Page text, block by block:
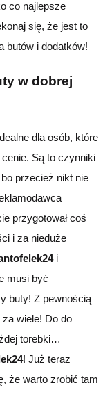
co najlepsze
się, że jest to
butów i dodatków!
w dobrej
dla osób, które
Są to czynniki
przecież nikt nie
przygotował coś
i za nieduże
i
musi być
buty! Z pewnością
wiele! Do do
torebki…
! Już teraz
że warto zrobić tam